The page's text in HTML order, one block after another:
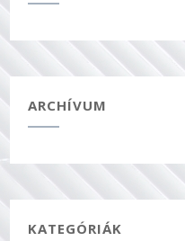
ARCHÍVUM
KATEGÓRIÁK